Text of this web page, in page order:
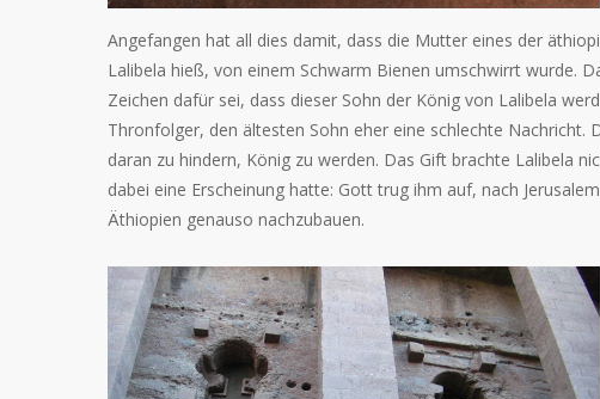
Angefangen hat all dies damit, dass die Mutter eines der
Lalibela hieß, von einem Schwarm Bienen umschwirrt wurde.
Zeichen dafür sei, dass dieser Sohn der König von Lalibela
Thronfolger, den ältesten Sohn eher eine schlechte
daran zu hindern, König zu werden. Das Gift brachte Lalibela
dabei eine Erscheinung hatte: Gott trug ihm auf, nach
Äthiopien genauso nachzubauen.